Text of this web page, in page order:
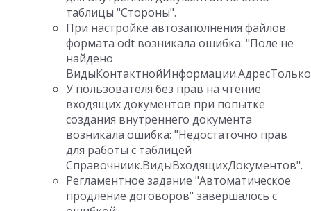
таблицы "Стороны".
При настройке автозаполнения файлов
формата odt возникала ошибка: "Поле не
найдено
У пользователя без прав на чтение
входящих документов при попытке
создания внутреннего документа
возникала ошибка: "Недостаточно прав
для работы с таблицей
Справочниик.ВидыВходящихДокументов".
Регламентное задание "Автоматическое
продление договоров" завершалось с